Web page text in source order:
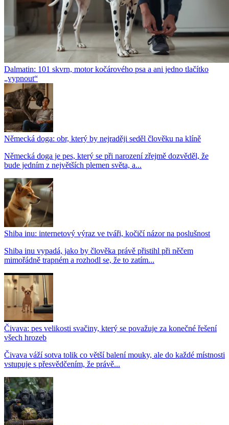
Dalmatin: 101 skvrn, motor kočárového psa a ani jedno tlačítko
„vypnout“
Německá doga: obr, který by nejraději seděl člověku na klíně
Německá doga je pes, který se při narození zřejmě dozvěděl, že
bude jedním z největších plemen světa, a...
Shiba inu: internetový výraz ve tváři, kočičí názor na poslušnost
Shiba inu vypadá, jako by člověka právě přistihl při něčem
mimořádně trapném a rozhodl se, že to zatím...
Čivava: pes velikosti svačiny, který se považuje za konečné řešení
všech hrozeb
Čivava váží sotva tolik co větší balení mouky, ale do každé místnosti
vstupuje s přesvědčením, že právě...